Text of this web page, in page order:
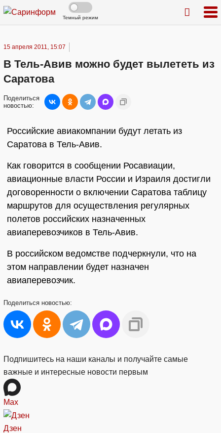
Темный режим
15 апреля 2011, 15:07
В Тель-Авив можно будет вылететь из
Саратова
Поделиться
новостью:
Российские авиакомпании будут летать из
Саратова в Тель-Авив.
Как говорится в сообщении Росавиации,
авиационные власти России и Израиля достигли
договоренности о включении Саратова таблицу
маршрутов для осуществления регулярных
полетов российских назначенных
авиаперевозчиков в Тель-Авив.
В российском ведомстве подчеркнули, что на
этом направлении будет назначен
авиаперевозчик.
Поделиться новостью:
Подпишитесь на наши каналы и получайте самые
важные и интересные новости первым
Max
Дзен